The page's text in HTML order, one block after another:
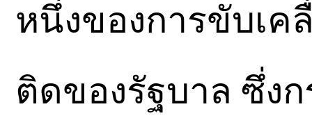
หนึ่งของการขับเ
ติดของรัฐบาล ซึ่ง